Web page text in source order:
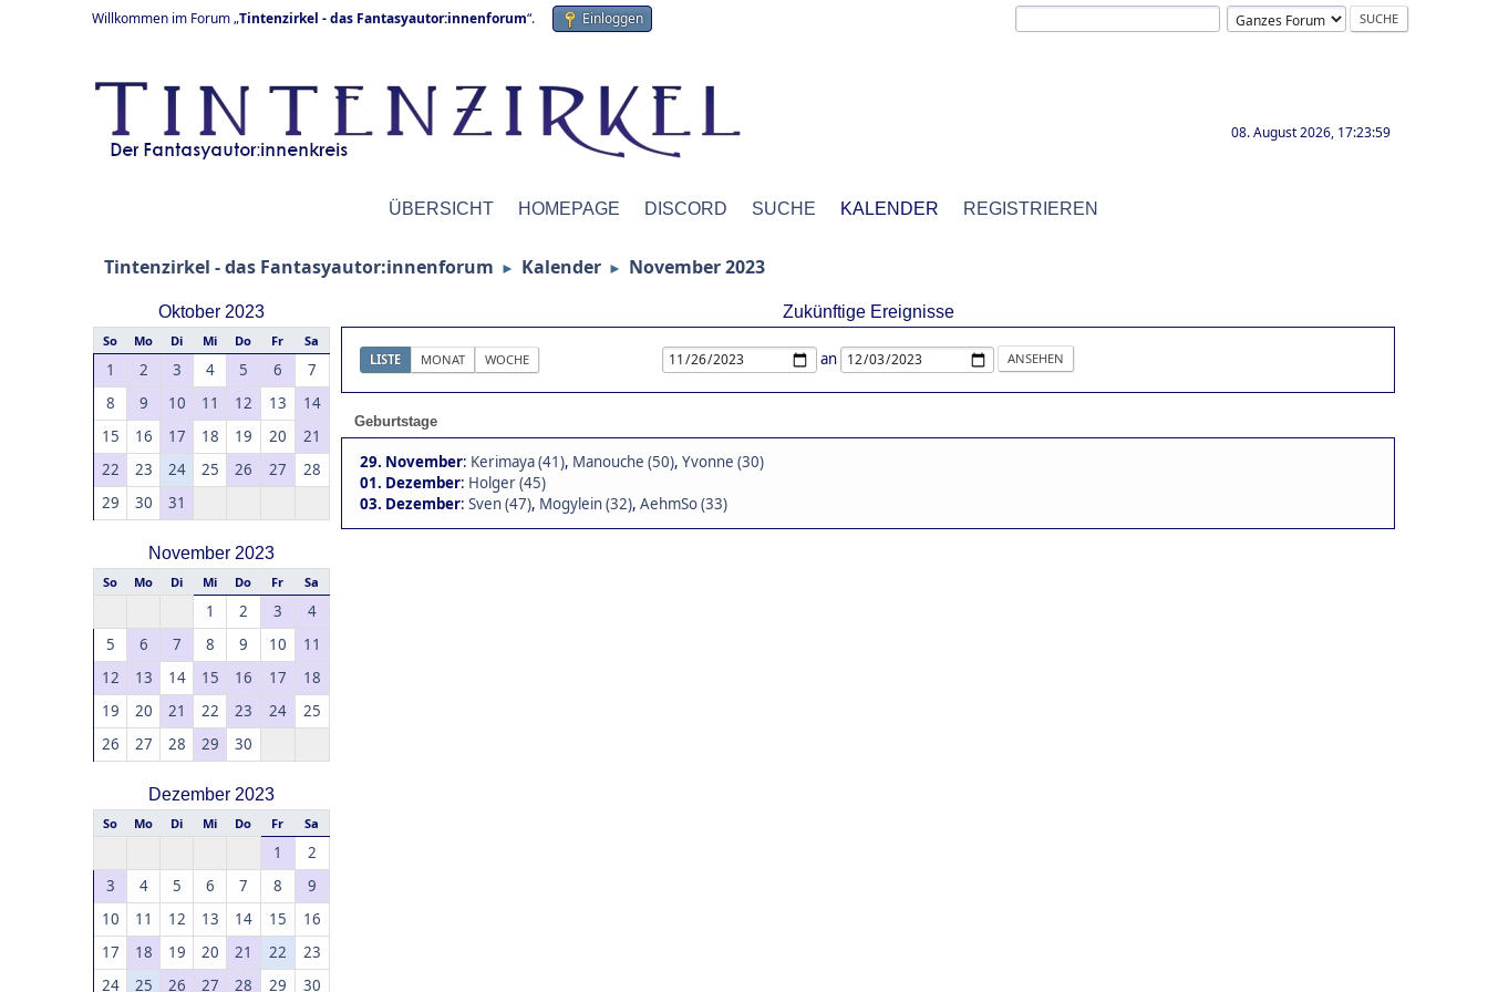
Willkommen im Forum „Tintenzirkel - das Fantasyautor:innenforum“. Einloggen
08. August 2026, 17:23:59
ÜBERSICHT HOMEPAGE DISCORD SUCHE KALENDER REGISTRIEREN
Tintenzirkel - das Fantasyautor:innenforum ► Kalender ► November 2023
Oktober 2023
So Mo Di Mi Do Fr Sa
1 2 3 4 5 6
7
8
9 10 11 12 13
14
15
16 17 18 19 20
21
22
23 24 25 26 27
28
29
30 31
November 2023
So Mo Di Mi Do Fr Sa
1 2 3
4
5
6 7 8 9 10
11
12
13 14 15 16 17
18
19
20 21 22 23 24
25
26
27 28 29 30
Dezember 2023
So Mo Di Mi Do Fr Sa
1
2
3
4 5 6 7 8
9
10
11 12 13 14 15
16
17
18 19 20 21 22
23
24
25 26 27 28 29 30
Zukünftige Ereignisse
LISTE MONAT WOCHE an
Geburtstage
29. November: Kerimaya (41), Manouche (50), Yvonne (30)
01. Dezember: Holger (45)
03. Dezember: Sven (47), Mogylein (32), AehmSo (33)